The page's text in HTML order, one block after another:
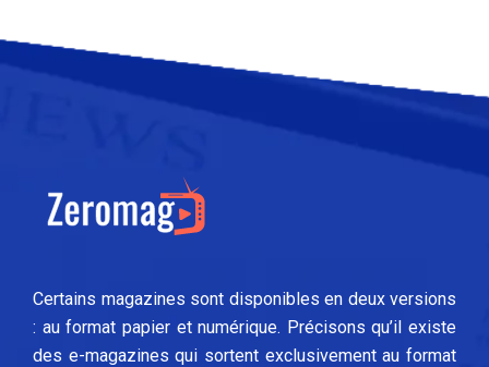
Certains magazines sont disponibles en deux versions
: au format papier et numérique. Précisons qu’il existe
des e-magazines qui sortent exclusivement au format